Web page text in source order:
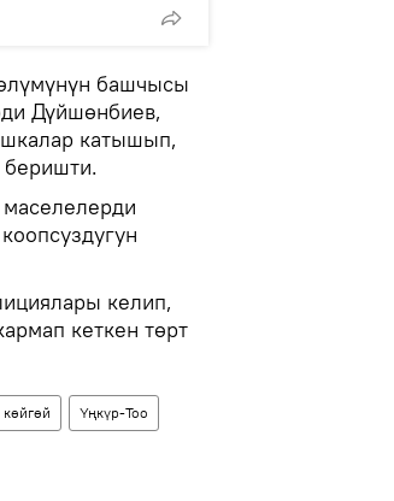
башчысы
Дүйшөнбиев,
катышып,
беришти.
келип,
кеткен төрт
Үңкүр-Тоо